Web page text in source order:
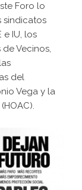
Foro lo
sindicatos
e IU, los
Vecinos,
del
Vega y la